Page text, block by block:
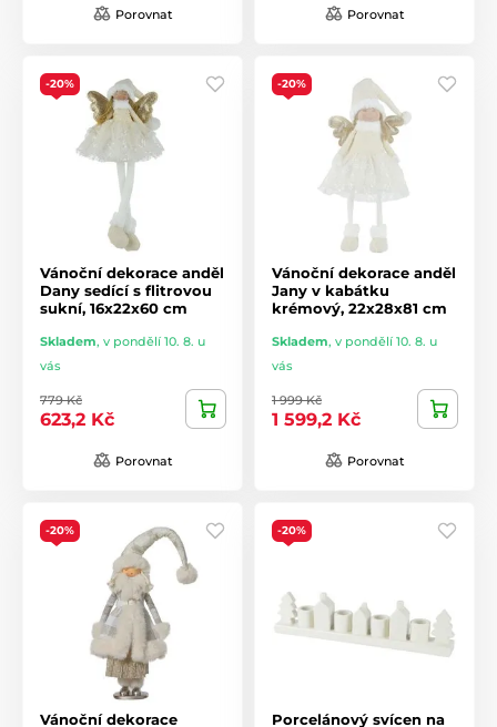
Porovnat Porovnat
-20%
Vánoční dekorace anděl
Dany sedící s flitrovou
sukní, 16x22x60 cm
Skladem, v pondělí 10. 8. u
vás
779 Kč
623,2 Kč
Porovnat
-20%
Vánoční dekorace anděl
Jany v kabátku
krémový, 22x28x81 cm
Skladem, v pondělí 10. 8. u
vás
1 999 Kč
1 599,2 Kč
Porovnat
-20%
Vánoční dekorace
-20%
Porcelánový svícen na